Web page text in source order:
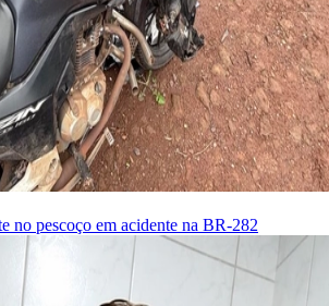
no pescoço em acidente na BR-282